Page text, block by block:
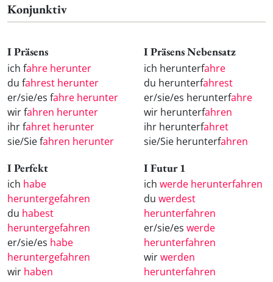
Konjunktiv
I Präsens
ich fahre herunter
du fahrest herunter
er/sie/es fahre herunter
wir fahren herunter
ihr fahret herunter
sie/Sie fahren herunter
I Präsens Nebensatz
ich herunterfahre
du herunterfahrest
er/sie/es herunterfahre
wir herunterfahren
ihr herunterfahret
sie/Sie herunterfahren
I Perfekt
ich habe
heruntergefahren
du habest
heruntergefahren
er/sie/es habe
heruntergefahren
wir haben
I Futur 1
ich werde herunterfahren
du werdest
herunterfahren
er/sie/es werde
herunterfahren
wirwerden
herunterfahren